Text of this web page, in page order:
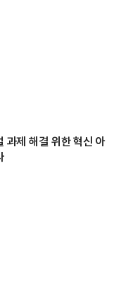
과제 해결 위한 혁신 아